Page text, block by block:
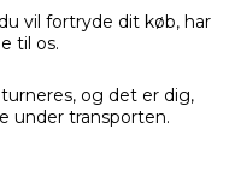
vil fortryde dit køb, har
til os.
og det er dig,
under transporten.